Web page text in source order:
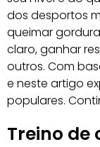
dos desportos
queimar
claro, ganhar
outros. Com
e neste artigo
populares.
Treino de